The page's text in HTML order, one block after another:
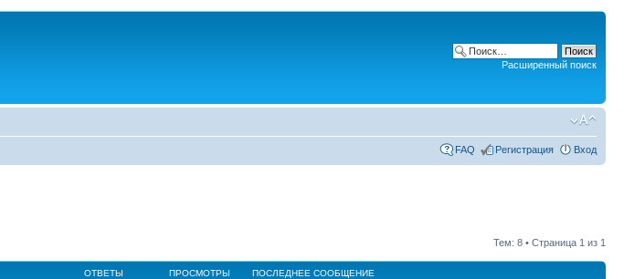
Расширенный поиск
FAQ Регистрация Вход
Тем: 8 • Страница 1 из 1
ОТВЕТЫ ПРОСМОТРЫ ПОСЛЕДНЕЕ СООБЩЕНИЕ